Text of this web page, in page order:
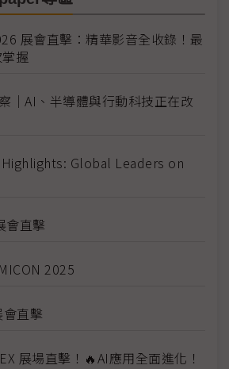
展會直擊：精華影音全收錄！最
握
｜AI、半導體與行動科技正在改
Global Leaders on
會直擊
2025
直擊
展場直擊！🔥AI應用全面進化！